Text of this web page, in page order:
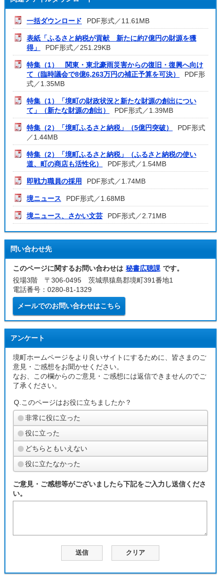
一括ダウンロード PDF形式／11.61MB
表紙「ふるさと納税が貢献 新たに約7億円の財源を獲
得」
PDF形式／251.29KB
特集（1） 関東・東北豪雨災害からの復旧・復興へ向け
て（臨時議会で8億6,263万円の補正予算を可決）
PDF形
式／1.35MB
特集（1）「境町の財政状況と新たな財源の創出につい
て」（新たな財源の創出）
PDF形式／1.39MB
特集（2）「境町ふるさと納税」（5億円突破）
PDF形式
／1.44MB
特集（2）「境町ふるさと納税」（ふるさと納税の使い
道、町の商店も活性化）
PDF形式／1.54MB
即戦力職員の採用 PDF形式／1.74MB
境ニュース PDF形式／1.68MB
境ニュース、さかい文芸 PDF形式／2.71MB
問い合わせ先
このページに関するお問い合わせは 秘書広聴課 です。
役場3階 〒306-0495 茨城県猿島郡境町391番地1
電話番号：0280-81-1329
メールでのお問い合わせはこちら
アンケート
境町ホームページをより良いサイトにするために、皆さまのご
意見・ご感想をお聞かせください。
なお、この欄からのご意見・ご感想には返信できませんのでご
了承ください。
Q.このページはお役に立ちましたか？
非常に役に立った
役に立った
どちらともいえない
役に立たなかった
ご意見・ご感想等がございましたら下記をご入力し送信くださ
い。